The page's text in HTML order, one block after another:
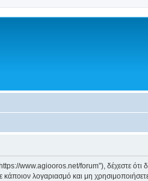
www.agiooros.net/forum”), δέχεστε ότι
λογαριασμό και μη